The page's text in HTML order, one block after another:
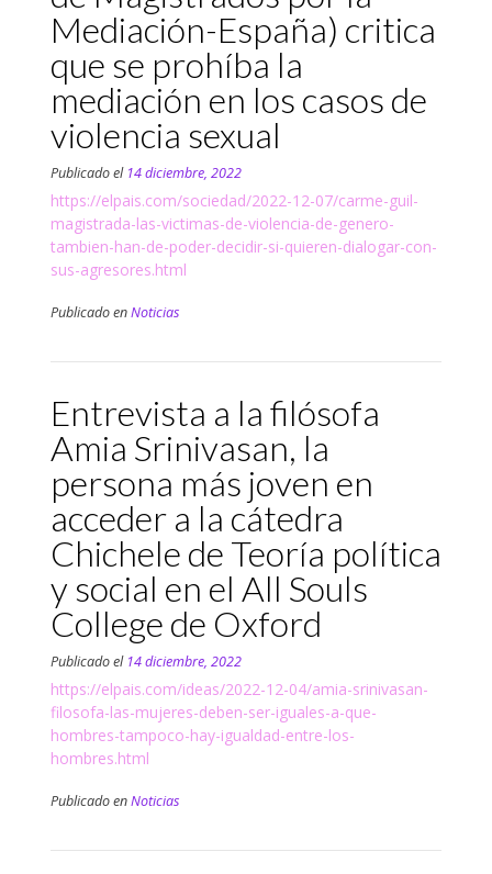
Mediación-España) critica
que se prohíba la
mediación en los casos de
violencia sexual
Publicado el 14 diciembre, 2022
https://elpais.com/sociedad/2022-12-07/carme-guil-
magistrada-las-victimas-de-violencia-de-genero-
tambien-han-de-poder-decidir-si-quieren-dialogar-con-
sus-agresores.html
Publicado enNoticias
Entrevista a la filósofa
Amia Srinivasan, la
persona más joven en
acceder a la cátedra
Chichele de Teoría política
y social en el All Souls
College de Oxford
Publicado el 14 diciembre, 2022
https://elpais.com/ideas/2022-12-04/amia-srinivasan-
filosofa-las-mujeres-deben-ser-iguales-a-que-
hombres-tampoco-hay-igualdad-entre-los-
hombres.html
Publicado enNoticias